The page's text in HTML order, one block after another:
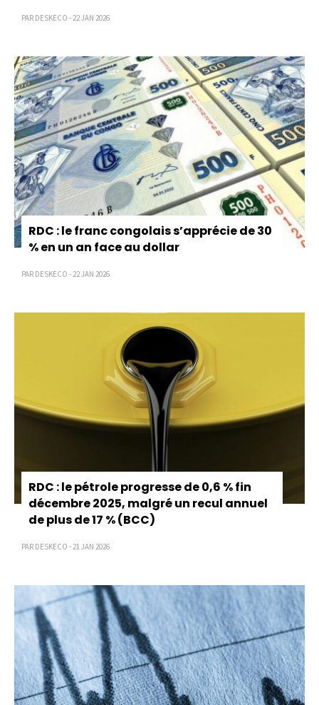
PAR DESKECO - 22 JAN 2026
RDC : le franc congolais s’apprécie de 30
% en un an face au dollar
PAR DESKECO - 22 JAN 2026
RDC : le pétrole progresse de 0,6 % fin
décembre 2025, malgré un recul annuel
de plus de 17 % (BCC)
PAR DESKECO - 21 JAN 2026